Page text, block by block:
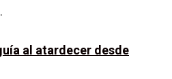
al atardecer desde